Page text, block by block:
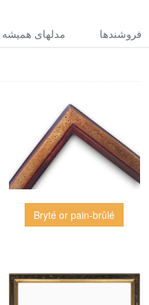
مدلهاى فروشندها
Bryté or pain-brûlé